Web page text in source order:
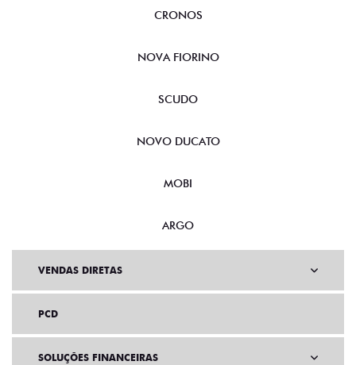
CRONOS
NOVA FIORINO
SCUDO
NOVO DUCATO
MOBI
ARGO
VENDAS DIRETAS
PCD
SOLUÇÕES FINANCEIRAS